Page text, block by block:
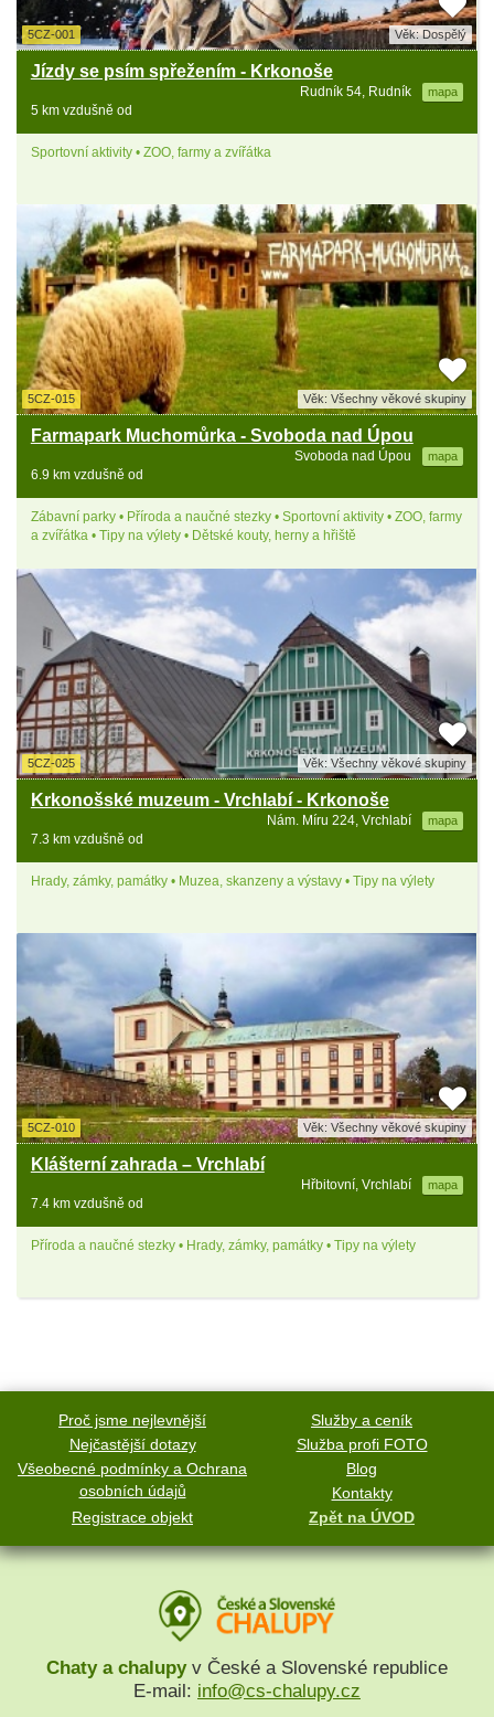
5CZ-001 Věk: Dospělý
Jízdy se psím spřežením - Krkonoše
Rudník 54, Rudník mapa
5 km vzdušně od
Sportovní aktivity • ZOO, farmy a zvířátka
5CZ-015 Věk: Všechny věkové skupiny
Farmapark Muchomůrka - Svoboda nad Úpou
Svoboda nad Úpou mapa
6.9 km vzdušně od
Zábavní parky • Příroda a naučné stezky • Sportovní aktivity • ZOO, farmy
a zvířátka • Tipy na výlety • Dětské kouty, herny a hřiště
5CZ-025 Věk: Všechny věkové skupiny
Krkonošské muzeum - Vrchlabí - Krkonoše
Nám. Míru 224, Vrchlabí mapa
7.3 km vzdušně od
Hrady, zámky, památky • Muzea, skanzeny a výstavy • Tipy na výlety
5CZ-010 Věk: Všechny věkové skupiny
Klášterní zahrada – Vrchlabí
Hřbitovní, Vrchlabí mapa
7.4 km vzdušně od
Příroda a naučné stezky • Hrady, zámky, památky • Tipy na výlety
Proč jsme nejlevnější
Služby a ceník
Nejčastější dotazy
Služba profi FOTO
Všeobecné podmínky a Ochrana
osobních údajů
Blog
Kontakty
Registrace objekt
Zpět na ÚVOD
Chaty a chalupyv České a Slovenské republice
E-mail: info@cs-chalupy.cz